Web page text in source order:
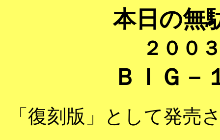
本日の無
２００
ＢＩＧ
「復刻版」として発売